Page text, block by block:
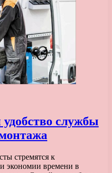
службы
стремятся к
экономии времени в